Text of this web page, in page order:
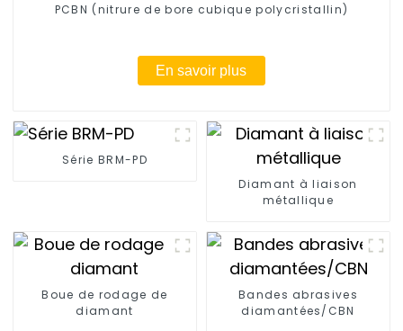
PCBN (nitrure de bore cubique polycristallin)
En savoir plus
Série BRM-PD
Diamant à liaison
métallique
Boue de rodage de
diamant
Bandes abrasives
diamantées/CBN